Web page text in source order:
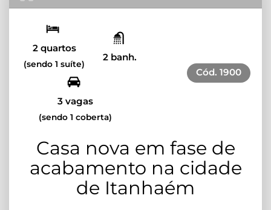
2 quartos
(sendo 1 suíte)
2 banh.
3 vagas
(sendo 1 coberta)
Cód. 1900
Casa nova em fase de
acabamento na cidade
de Itanhaém